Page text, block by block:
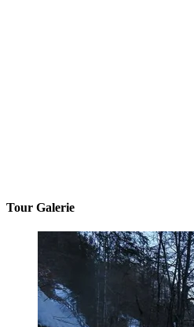
Tour Galerie